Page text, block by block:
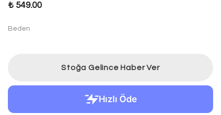
₺ 549.00
Beden
Stoğa Gelince Haber Ver